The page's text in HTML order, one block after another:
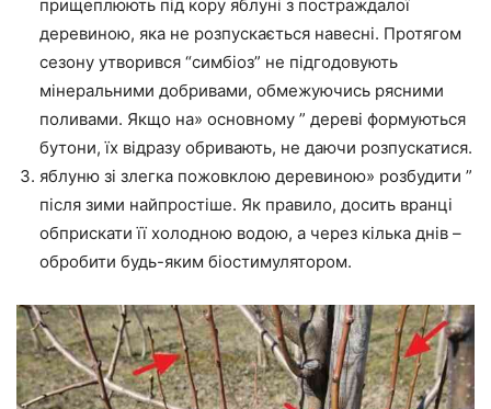
прищеплюють під кору яблуні з постраждалої
деревиною, яка не розпускається навесні. Протягом
сезону утворився “симбіоз” не підгодовують
мінеральними добривами, обмежуючись рясними
поливами. Якщо на» основному ” дереві формуються
бутони, їх відразу обривають, не даючи розпускатися.
яблуню зі злегка пожовклою деревиною» розбудити ”
після зими найпростіше. Як правило, досить вранці
обприскати її холодною водою, а через кілька днів –
обробити будь-яким біостимулятором.